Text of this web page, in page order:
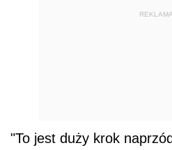
REKLAMA
"To jest duży krok